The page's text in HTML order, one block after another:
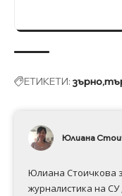
ЕТИКЕТИ: зърно
Юлиана
Юлиана Стоичкова
журналистика на СУ